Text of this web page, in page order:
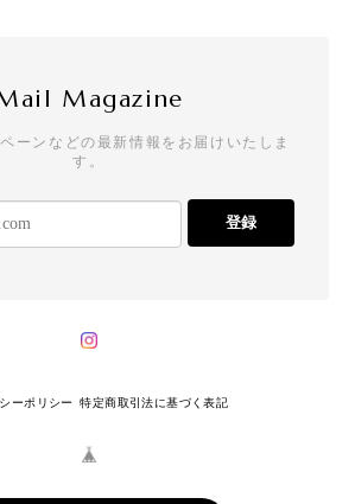
Magazine
ーンなどの最新情報をお届けいたしま
す。
登録
ーポリシー 特定商取引法に基づく表記